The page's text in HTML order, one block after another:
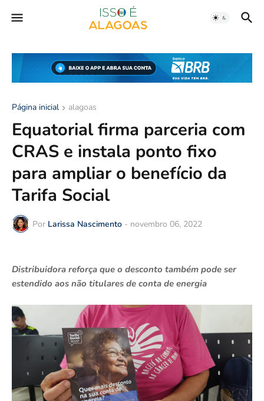
Página inicial alagoas
Equatorial firma parceria com
CRAS e instala ponto fixo
para ampliar o benefício da
Tarifa Social
Por Larissa Nascimento - novembro 06, 2022
Distribuidora reforça que o desconto também pode ser
estendido aos não titulares de conta de energia